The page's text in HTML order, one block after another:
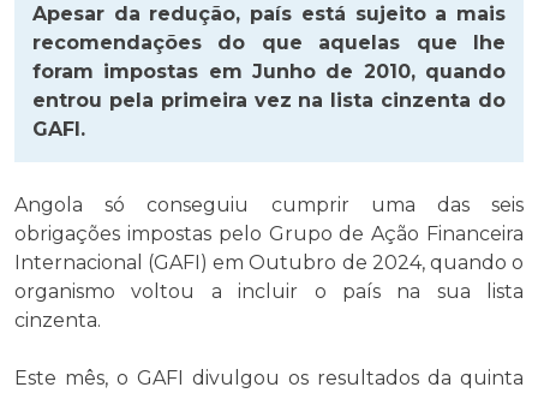
Apesar da redução, país está sujeito a mais
recomendações do que aquelas que lhe
foram impostas em Junho de 2010, quando
entrou pela primeira vez na lista cinzenta do
GAFI.
Angola só conseguiu cumprir uma das seis
obrigações impostas pelo Grupo de Ação Financeira
Internacional (GAFI) em Outubro de 2024, quando o
organismo voltou a incluir o país na sua lista
cinzenta.
Este mês, o GAFI divulgou os resultados da quinta